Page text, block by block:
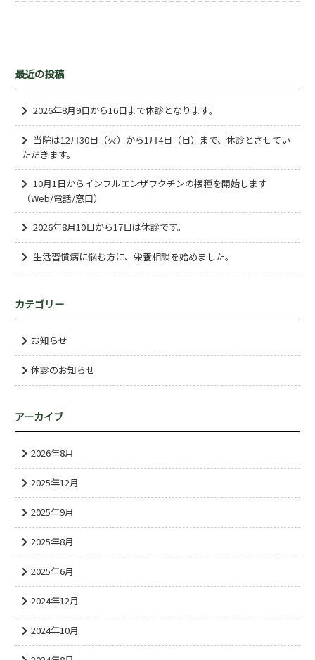
最近の投稿
2026年8月9日から16日まで休診となります。
当院は12月30日（火）から1月4日（日）まで、休診とさせてい
ただきます。
10月1日からインフルエンザワクチンの接種を開始します
（Web/電話/窓口）
2026年8月10日から17日は休診です。
生活習慣病に悩む方に、栄養相談を始めました。
カテゴリー
お知らせ
休診のお知らせ
アーカイブ
2026年8月
2025年12月
2025年9月
2025年8月
2025年6月
2024年12月
2024年10月